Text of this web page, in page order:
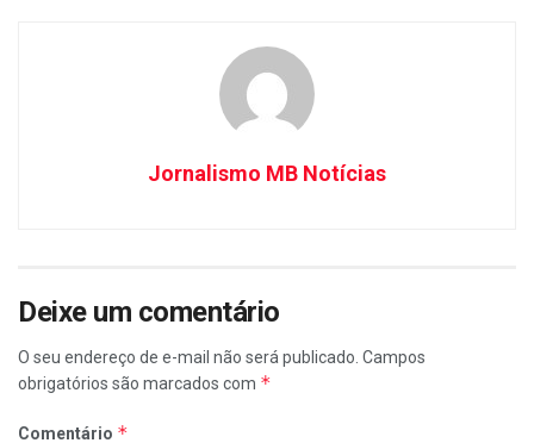
Jornalismo MB Notícias
Deixe um comentário
O seu endereço de e-mail não será publicado. Campos
obrigatórios são marcados com *
Comentário *